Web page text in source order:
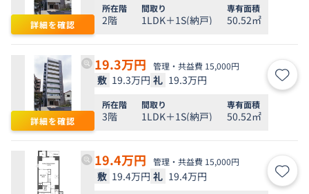
詳細を確認
所在階
2階
間取り
1LDK＋1S(納戸)
専有面積
50.52㎡
詳細を確認
19.3万円 管理・共益費 15,000円
敷 19.3万円 礼 19.3万円 お気
所在階
3階
間取り
1LDK＋1S(納戸)
専有面積
50.52㎡
19.4万円 管理・共益費 15,000円
敷 19.4万円 礼 19.4万円 お気